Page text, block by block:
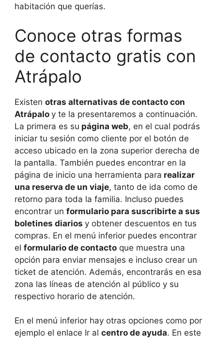
habitación que querías.
Conoce otras formas
de contacto gratis con
Atrápalo
Existen otras alternativas de contacto con
Atrápalo y te la presentaremos a continuación.
La primera es su página web, en el cual podrás
iniciar tu sesión como cliente por el botón de
acceso ubicado en la zona superior derecha de
la pantalla. También puedes encontrar en la
página de inicio una herramienta para realizar
una reserva de un viaje, tanto de ida como de
retorno para toda la familia. Incluso puedes
encontrar un formulario para suscribirte a sus
boletines diarios y obtener descuentos en tus
compras. En el menú inferior puedes encontrar
el formulario de contacto que muestra una
opción para enviar mensajes e incluso crear un
ticket de atención. Además, encontrarás en esa
zona las líneas de atención al público y su
respectivo horario de atención.
En el menú inferior hay otras opciones como por
ejemplo el enlace Ir al centro de ayuda. En este